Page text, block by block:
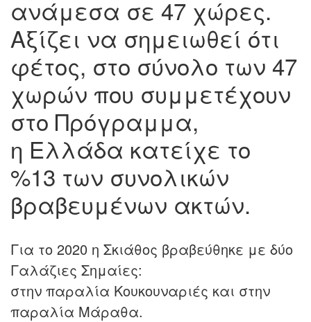
ανάμεσα σε 47 χώρες.
Αξίζει να σημειωθεί ότι
φέτος, στο σύνολο των 47
χωρών που συμμετέχουν
στο Πρόγραμμα,
η Ελλάδα κατείχε το
%13 των συνολικών
βραβευμένων ακτών.
Για το 2020 η Σκιάθος βραβεύθηκε με δύο
Γαλάζιες Σημαίες:
στην παραλία Κουκουναριές και στην
παραλία Μάραθα.